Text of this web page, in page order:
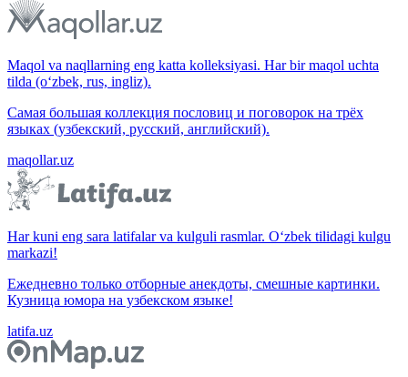
Maqol va naqllarning eng katta kolleksiyasi. Har bir maqol uchta
tilda (o‘zbek, rus, ingliz).
Самая большая коллекция пословиц и поговорок на трёх
языках (узбекский, русский, английский).
maqollar.uz
Har kuni eng sara latifalar va kulguli rasmlar. O‘zbek tilidagi kulgu
markazi!
Ежедневно только отборные анекдоты, смешные картинки.
Кузница юмора на узбекском языке!
latifa.uz